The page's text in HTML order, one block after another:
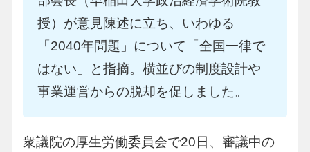
授）が意見陳述に立ち、いわゆる
「2040年問題」について「全国一律で
はない」と指摘。横並びの制度設計や
事業運営からの脱却を促しました。
衆議院の厚生労働委員会で20日、審議中の